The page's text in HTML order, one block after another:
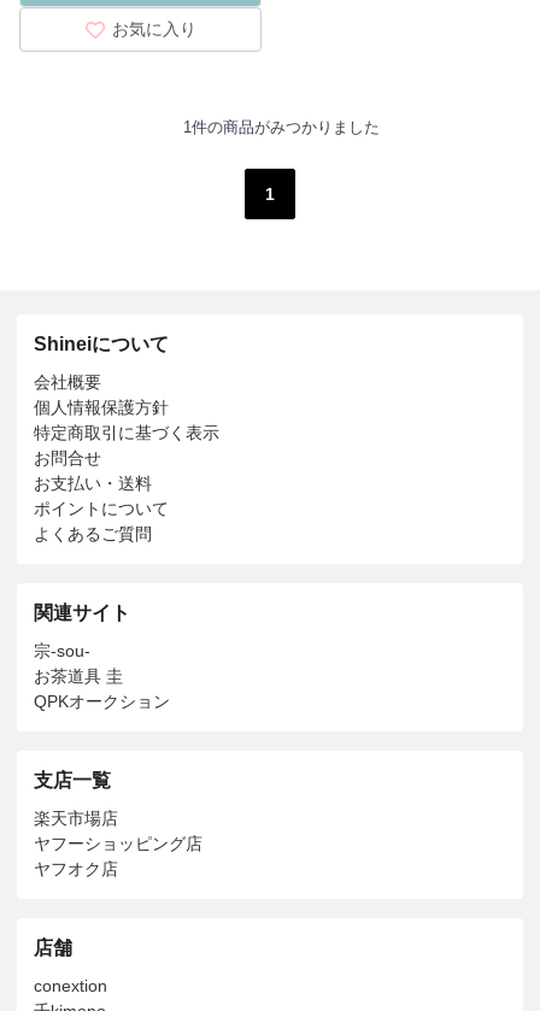
お気に入り
1件の商品がみつかりました
1
Shineiについて
会社概要
個人情報保護方針
特定商取引に基づく表示
お問合せ
お支払い・送料
ポイントについて
よくあるご質問
関連サイト
宗-sou-
お茶道具 圭
QPKオークション
支店一覧
楽天市場店
ヤフーショッピング店
ヤフオク店
店舗
conextion